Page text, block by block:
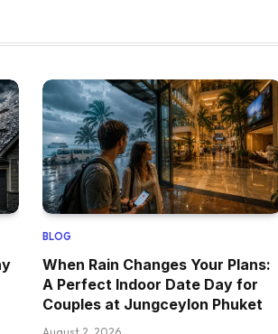
BLOG
When Rain Changes Your Plans:
A Perfect Indoor Date Day for
Couples at Jungceylon Phuket